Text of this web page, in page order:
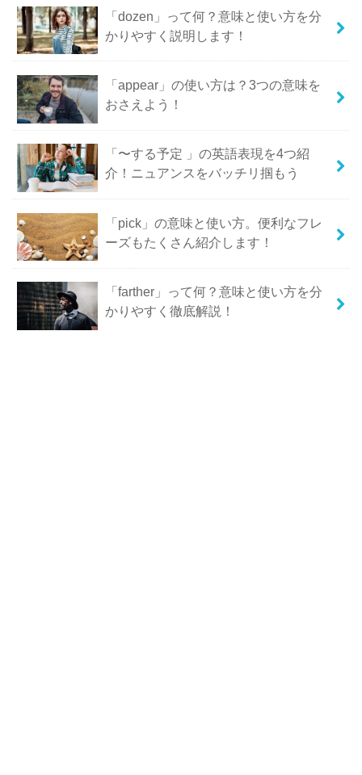
「dozen」って何？意味と使い方を分
かりやすく説明します！
「appear」の使い方は？3つの意味を
おさえよう！
「〜する予定 」の英語表現を4つ紹
介！ニュアンスをバッチリ掴もう
「pick」の意味と使い方。便利なフレ
ーズもたくさん紹介します！
「farther」って何？意味と使い方を分
かりやすく徹底解説！